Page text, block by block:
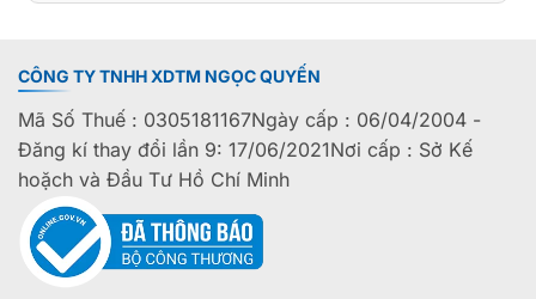
CÔNG TY TNHH XDTM NGỌC QUYẾN
Mã Số Thuế : 0305181167Ngày cấp : 06/04/2004 -
Đăng kí thay đổi lần 9: 17/06/2021Nơi cấp : Sở Kế
hoặch và Đầu Tư Hồ Chí Minh